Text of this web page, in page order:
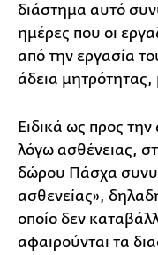
διάστημα αυτό
ημέρες που οι
από την εργασία
άδεια
Ειδικά ως προς
λόγω ασθένειας,
δώρου Πάσχα
ασθενείας»,
οποίο δεν
αφαιρούνται τα